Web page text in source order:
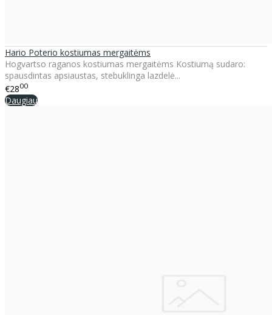
Hario Poterio kostiumas mergaitėms
Hogvartso raganos kostiumas mergaitėms Kostiumą sudaro:
spausdintas apsiaustas, stebuklinga lazdelė...
€2800
Daugiau